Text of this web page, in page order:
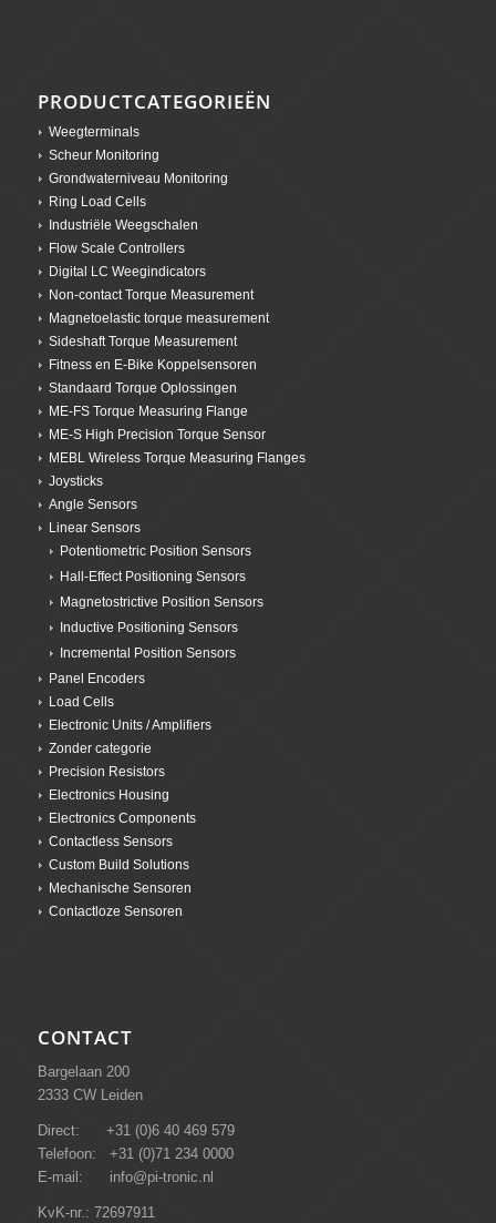
PRODUCTCATEGORIEËN
Weegterminals
Scheur Monitoring
Grondwaterniveau Monitoring
Ring Load Cells
Industriële Weegschalen
Flow Scale Controllers
Digital LC Weegindicators
Non-contact Torque Measurement
Magnetoelastic torque measurement
Sideshaft Torque Measurement
Fitness en E-Bike Koppelsensoren
Standaard Torque Oplossingen
ME-FS Torque Measuring Flange
ME-S High Precision Torque Sensor
MEBL Wireless Torque Measuring Flanges
Joysticks
Angle Sensors
Linear Sensors
Potentiometric Position Sensors
Hall-Effect Positioning Sensors
Magnetostrictive Position Sensors
Inductive Positioning Sensors
Incremental Position Sensors
Panel Encoders
Load Cells
Electronic Units / Amplifiers
Zonder categorie
Precision Resistors
Electronics Housing
Electronics Components
Contactless Sensors
Custom Build Solutions
Mechanische Sensoren
Contactloze Sensoren
CONTACT
Bargelaan 200
2333 CW Leiden
Direct: +31 (0)6 40 469 579
Telefoon: +31 (0)71 234 0000
E-mail: info@pi-tronic.nl
KvK-nr.: 72697911